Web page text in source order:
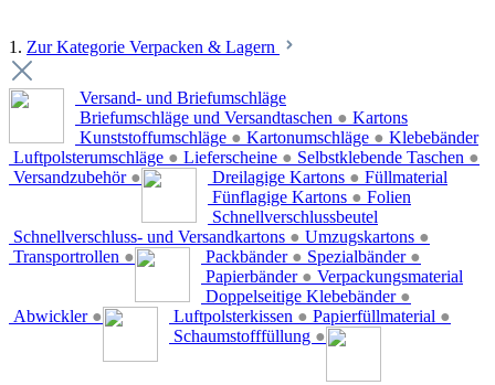
1. Zur Kategorie Verpacken & Lagern
Versand- und Briefumschläge
Briefumschläge und Versandtaschen ●
Kunststoffumschläge ● Kartonumschläge ●
Luftpolsterumschläge ● Lieferscheine ● Selbstklebende Taschen ●
Versandzubehör ●
Kartons
Dreilagige Kartons ●
Fünflagige Kartons ●
Schnellverschluss- und Versandkartons ● Umzugskartons ●
Transportrollen ●
Klebebänder
Packbänder ● Spezialbänder ●
Papierbänder ●
Doppelseitige Klebebänder ●
Abwickler ●
Füllmaterial
Luftpolsterkissen ● Papierfüllmaterial ●
Schaumstofffüllung ●
Folien
Schnellverschlussbeutel
Verpackungsmaterial